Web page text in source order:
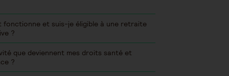
fonctionne et suis-je éligible à une retraite
?
que deviennent mes droits santé et
?